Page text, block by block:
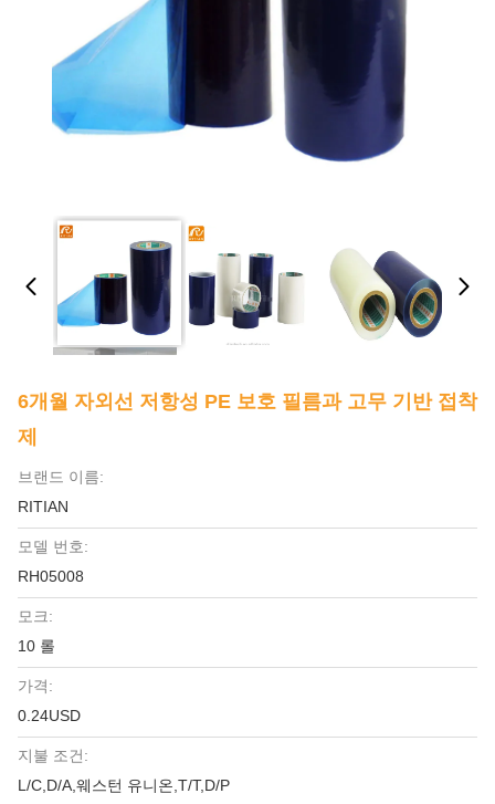
6개월 자외선 저항성 PE 보호 필름과 고무 기반 접착
제
브랜드 이름:
RITIAN
모델 번호:
RH05008
모크:
10 롤
가격:
0.24USD
지불 조건:
L/C,D/A,웨스턴 유니온,T/T,D/P